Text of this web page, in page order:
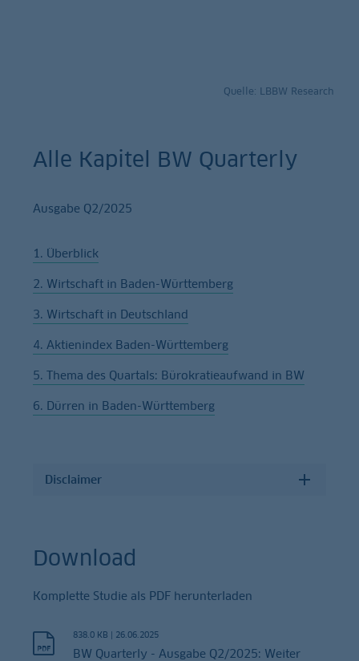
Quelle: LBBW Research
Alle Kapitel BW Quarterly
Ausgabe Q2/2025
1. Überblick
2. Wirtschaft in Baden-Württemberg
3. Wirtschaft in Deutschland
4. Aktienindex Baden-Württemberg
5. Thema des Quartals: Bürokratieaufwand in BW
6. Dürren in Baden-Württemberg
Disclaimer
Download
Komplette Studie als PDF herunterladen
838.0 KB | 26.06.2025
BW Quarterly - Ausgabe Q2/2025: Weiter